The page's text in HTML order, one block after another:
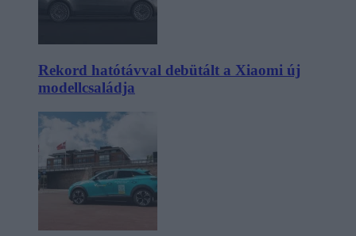
Rekord hatótávval debütált a Xiaomi új
modellcsaládja